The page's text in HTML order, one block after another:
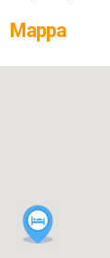
Mappa